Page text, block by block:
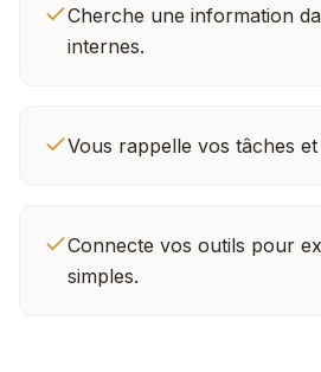
Cherche une information
internes.
Vous rappelle vos tâches
Connecte vos outils pour
simples.